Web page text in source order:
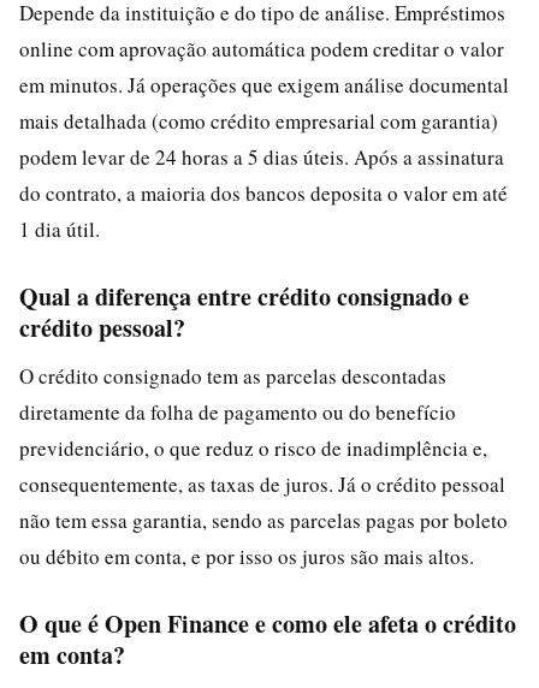
Depende da instituição e do tipo de análise. Empréstimos
online com aprovação automática podem creditar o valor
em minutos. Já operações que exigem análise documental
mais detalhada (como crédito empresarial com garantia)
podem levar de 24 horas a 5 dias úteis. Após a assinatura
do contrato, a maioria dos bancos deposita o valor em até
1 dia útil.
Qual a diferença entre crédito consignado e
crédito pessoal?
O crédito consignado tem as parcelas descontadas
diretamente da folha de pagamento ou do benefício
previdenciário, o que reduz o risco de inadimplência e,
consequentemente, as taxas de juros. Já o crédito pessoal
não tem essa garantia, sendo as parcelas pagas por boleto
ou débito em conta, e por isso os juros são mais altos.
O que é Open Finance e como ele afeta o crédito
em conta?